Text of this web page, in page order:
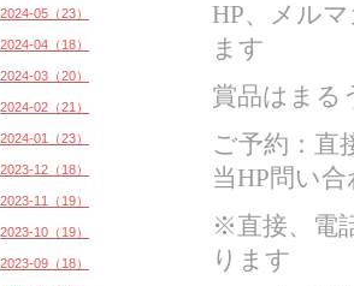
HP、メル
ます
賞品はまる
ご予約：直
当HP問い
※直接、電
ります
2024-05（23）
2024-04（18）
2024-03（20）
2024-02（21）
2024-01（23）
2023-12（18）
2023-11（19）
2023-10（19）
2023-09（18）